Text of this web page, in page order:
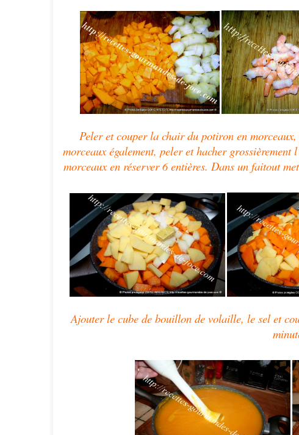
Peler et couper la chair du potiron en
morceaux également, peler et hacher
morceaux en réserver 6 entières. Dans un faitout
Ajouter le cube de bouillon de volaille, le sel et